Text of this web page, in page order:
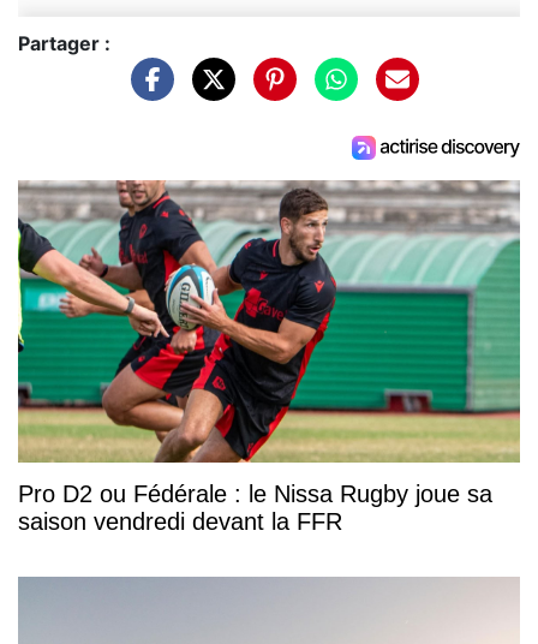
Partager :
Pro D2 ou Fédérale : le Nissa Rugby joue sa
saison vendredi devant la FFR